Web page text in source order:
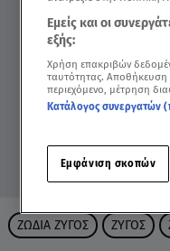
ΖΩΔΙΑ ΖΥΓΟΣ ΖΥΓΟΣ
Εμείς και οι
εξής:
Χρήση επακριβών
ταυτότητας. Αποθήκευση
περιεχόμενο, μέτρηση
Κατάλογος συνεργατών
Εμφάνιση σκοπών